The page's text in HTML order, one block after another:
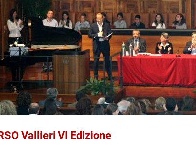
Vallieri VI Edizione